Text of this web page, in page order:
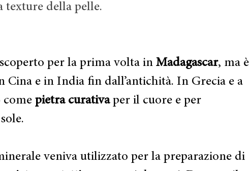
texture della pelle.
per la prima volta in Madagascar, ma è
Cina e in India fin dall’antichità. In Grecia e a
pietra curativa per il cuore e per
veniva utilizzato per la preparazione di